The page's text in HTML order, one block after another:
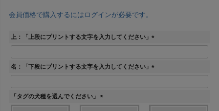
会員価格で購入するにはログインが必要です。
上：「上段にプリントする文字を入力してください」
(
須
)
名：「下段にプリントする文字を入力してください」
(
)
「タグの犬種を選んでください」
(